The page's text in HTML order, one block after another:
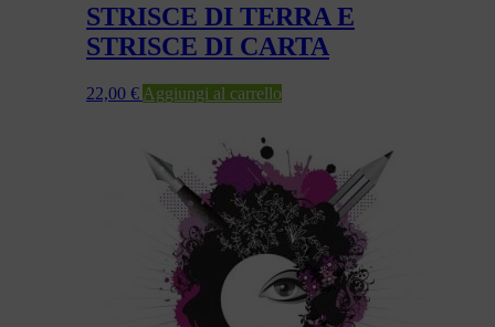
STRISCE DI TERRA E
STRISCE DI CARTA
22,00 € Aggiungi al carrello